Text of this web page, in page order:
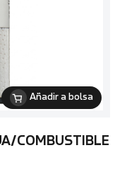
Añadir a bolsa
COMBUSTIBLE